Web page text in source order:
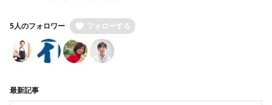
5人のフォロワー フォローする
最新記事